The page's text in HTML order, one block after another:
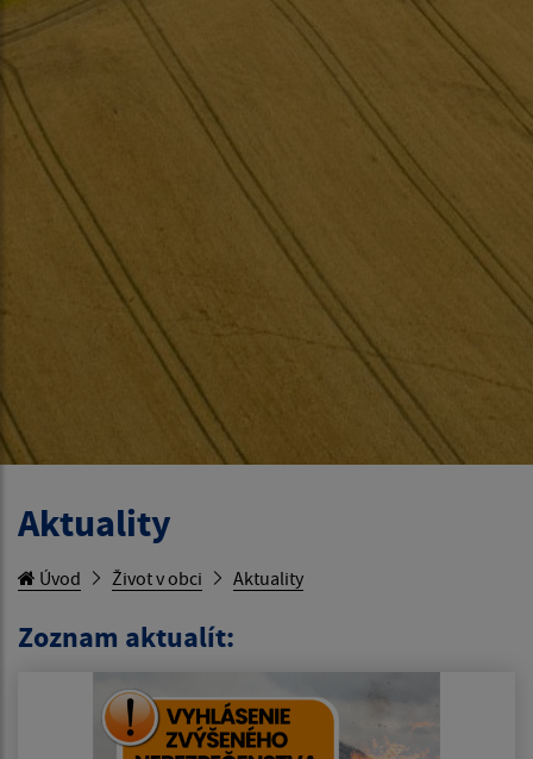
Aktuality
Úvod Život v obci Aktuality
Zoznam aktualít: